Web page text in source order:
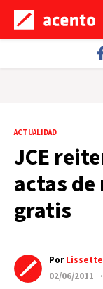
ACTUALIDAD
JCE
actas
gratis
Por
02/06/2011